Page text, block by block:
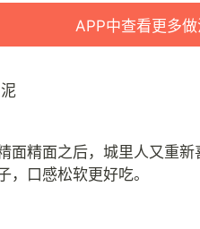
APP中查看更多做
面精面之后，城里人又重